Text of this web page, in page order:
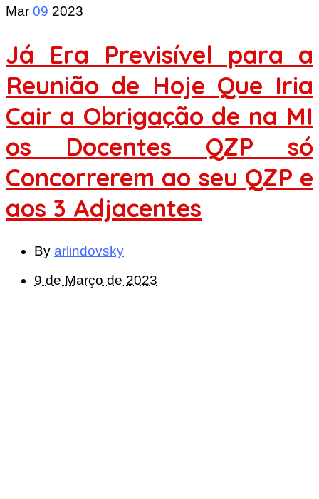
Mar 09 2023
Já Era Previsível para a
Reunião de Hoje Que Iria
Cair a Obrigação de na MI
os Docentes QZP só
Concorrerem ao seu QZP e
aos 3 Adjacentes
By arlindovsky
9 de Março de 2023